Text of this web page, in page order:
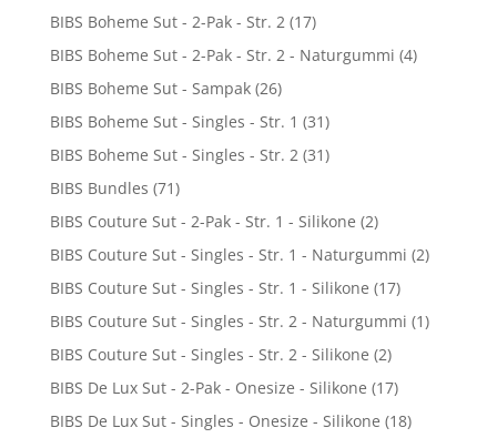
BIBS Boheme Sut - 2-Pak - Str. 2 (17)
BIBS Boheme Sut - 2-Pak - Str. 2 - Naturgummi (4)
BIBS Boheme Sut - Sampak (26)
BIBS Boheme Sut - Singles - Str. 1 (31)
BIBS Boheme Sut - Singles - Str. 2 (31)
BIBS Bundles (71)
BIBS Couture Sut - 2-Pak - Str. 1 - Silikone (2)
BIBS Couture Sut - Singles - Str. 1 - Naturgummi (2)
BIBS Couture Sut - Singles - Str. 1 - Silikone (17)
BIBS Couture Sut - Singles - Str. 2 - Naturgummi (1)
BIBS Couture Sut - Singles - Str. 2 - Silikone (2)
BIBS De Lux Sut - 2-Pak - Onesize - Silikone (17)
BIBS De Lux Sut - Singles - Onesize - Silikone (18)